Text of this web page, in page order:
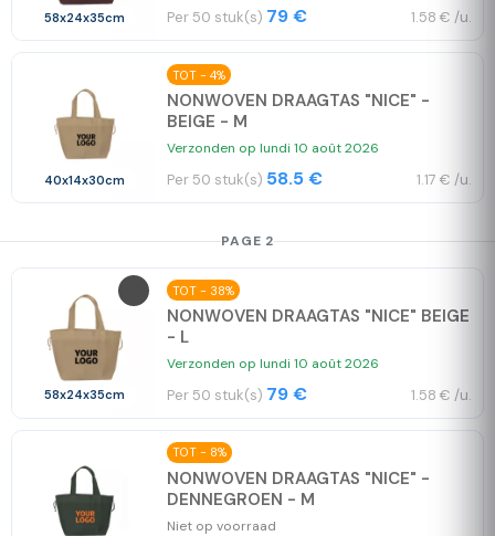
58x24x35cm Per 50 stuk(s) 79 € 1.58 € /u.
40x14x30cm
TOT - 4%
NONWOVEN DRAAGTAS "NICE" -
BEIGE - M
Verzonden op lundi 10 août 2026
Per 50 stuk(s) 58.5 € 1.17 € /u.
PAGE 2
58x24x35cm
TOT - 38%
NONWOVEN DRAAGTAS "NICE" BEIGE
- L
Verzonden op lundi 10 août 2026
Per 50 stuk(s) 79 € 1.58 € /u.
TOT - 8%
NONWOVEN DRAAGTAS "NICE" -
DENNEGROEN - M
Niet op voorraad